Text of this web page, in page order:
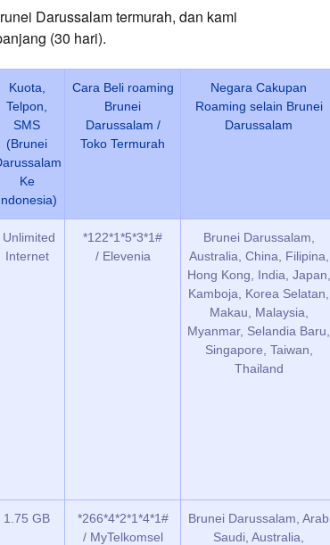
Darussalam termurah, dan kami
(30 hari).
Kuota,
Telpon,
SMS
(Brunei
Ke
Cara Beli roaming
Brunei
Darussalam /
Toko Termurah
Negara Cakupan
Roaming selain Brunei
Darussalam
Unlimited
Internet
*122*1*5*3*1#
/ Elevenia
Brunei Darussalam,
Australia, China, Filipina,
Hong Kong, India, Japan,
Kamboja, Korea Selatan,
Makau, Malaysia,
Myanmar, Selandia Baru,
Singapore, Taiwan,
Thailand
1.75 GB
*266*4*2*1*4*1#
/ MyTelkomsel
Brunei Darussalam, Arab
Saudi, Australia,